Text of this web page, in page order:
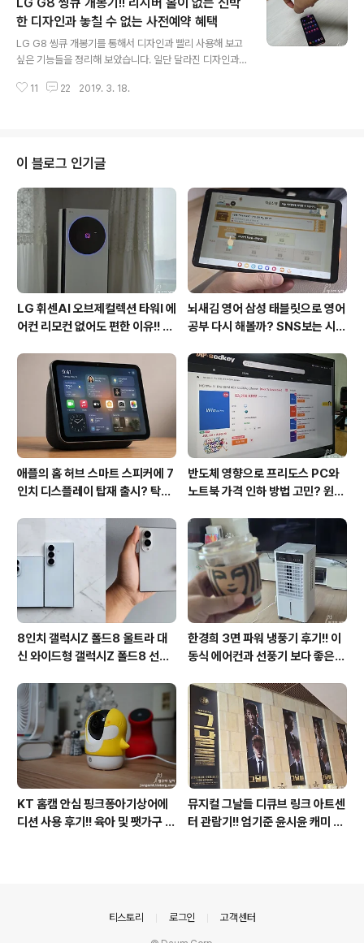
있는지 벌써 알아 보셨을 텐데요. 유플러스가 어떤 사전예
약 혜택이 있는지 알아보고 LG G8 개봉기와 달라진 점은
무엇이 있는지 정리해 보겠습니다. 특히 에어모션과 정맥
인식기능 그리고 달라진 디자인도 눈 여겨 볼만 했습니다.
러로 선택할까 고민하다가 카민레드로 결정했답니다. 너무
LG G8 씽큐 개봉기!! 리시버 홀이 없는 신박
한 디자인과 놓칠 수 없는 사전예약 혜택
LG G8 씽큐 개봉기를 통해서 디자인과 빨리 사용해 보고
싶은 기능들을 정리해 보았습니다. 일단 달라진 디자인과
지 기대가 됩니다. 스냅드래곤 855를 사용하면서도 동급
200만원이 넘는 스마트폰도 있으니 말이죠. LG G8 Thi
nQ는 최신 프로세서 스냅드래곤 855를 사용하면서 897,
600원의 출고가로 결정이 되었답니다. 그럼 어디 한번 볼
까요. LG G8 씽큐 개봉기와 스펙 LG전자의 최신 스마트
폰 LG G8씽큐 개봉기를 통해 구성품과 스펙을 간단히 정
리해 보겠습니다. 박스는 기..
11 22 2019. 3. 18.
이 블로그 인기글
LG 휘센AI 오브제컬렉션 타워I 에
어컨 리모컨 없어도 편한 이유!! 7
후기
뇌새김 영어 삼성 태블릿으로 영어
공부 다시 해볼까? SNS보는 시간
애플의 홈 허브 스마트 스피커에 7
인치 디스플레이 탑재 출시? 탁상
체제 적용!!
반도체 영향으로 프리도스 PC와
노트북 가격 인하 방법 고민? 윈도
방법?(feat. vip-scdkeys)
8인치 갤럭시Z 폴드8 울트라 대
신 와이드형 갤럭시Z 폴드8 선
이 미제공!!
한경희 3면 파워 냉풍기 후기!! 이
동식 에어컨과 선풍기 보다 좋은
KT 홈캠 안심 핑크퐁아기상어에
디션 사용 후기!! 육아 및 팻가구 그
뮤지컬 그날들 디큐브 링크 아트센
터 관람기!! 엄기준 윤시윤 캐미 연
티스토리 로그인 고객센터